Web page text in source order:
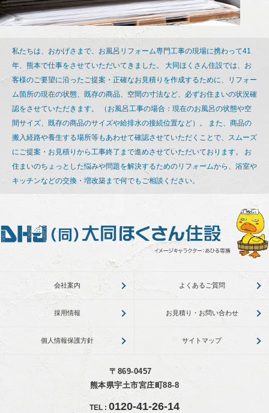
私たちは、おかげさまで、お風呂リフォーム専門工事の現場に携わって41
年、熊本で仕事をさせていただいてきました。 大同ほくさん住設では、お
客様のご要望に沿ったご提案・正確なお見積りを作成するために、リフォー
ム箇所の現在の状態、既存の商品、空間の寸法など、必ずお住まいの状況確
認をさせていただきます。 （お風呂工事の場合：現在のお風呂の状態や空
間サイズ、既存の商品のサイズや給排水の接続位置など）。 また、商品の
搬入経路や養生する場所等もあわせて確認させていただくことで、スムーズ
にご提案・お見積りから工事終了まで進めさせていただいております。
お
住まいのちょっとした悩みや問題を解決するためのリフォームから、浴室や
キッチンなどの交換・増改築まで何でもご相談ください。
会社案内 よくあるご質問
採用情報 お見積り・お問い合わせ
個人情報保護方針 サイトマップ
〒869-0457
熊本県宇土市宮庄町88-8
TEL : 0120-41-26-14